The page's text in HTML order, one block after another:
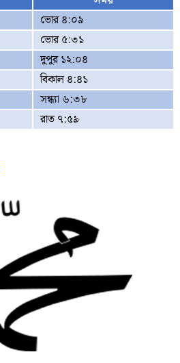
ভোর ৪:০৯
ভোর ৫:৩১
দুপুর ১২:০৪
বিকাল ৪:৪১
সন্ধ্যা ৬:৩৮
রাত ৭:৫৯